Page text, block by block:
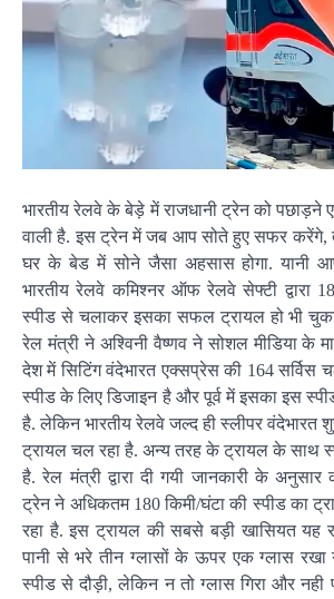
भारतीय रेलवे के बेड़े में राजधानी ट्रेन को पछाड़ने
वाली है. इस ट्रेन में जब आप सोते हुए सफर करेंगे,
घर के बेड में सोने जैसा अहसास होगा. यानी
भारतीय रेलवे कमिश्‍नर ऑफ रेलवे सेफ्टी द्वारा
स्‍पीड से चलाकर इसका सफल ट्रायल हो भी
रेल मंत्री ने अश्विनी वैष्‍णव ने सोशल मीडिया के
देश में सिटिंग वंदेभारत एक्सप्रेस की 164 सर्विस
स्‍पीड के लिए डिजाइन है और पूर्व में इसका इस
है. लेकिन भारतीय रेलवे जल्‍द ही स्‍लीपर वंदेभारत
ट्रायल चल रहा है. अन्‍य तरह के ट्रायल के साथ
है. रेल मंत्री द्वारा दी गयी जानकारी के अनुसार
ट्रेन ने अधिकतम 180 किमी/घंटा की स्‍पीड का
रहा है. इस ट्रायल की सबसे बड़ी खासियत यह
पानी से भरे तीन ग्‍लासों के ऊपर एक ग्‍लास
स्‍पीड से दौड़ी, लेकिन न तो ग्‍लास गिरा और